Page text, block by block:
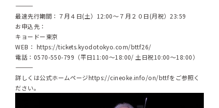
―――――――――
最速先行期間：７月４日(土）12:00〜７月２０日(月祝）23:59
お申込先：
キョードー東京
WEB： https://tickets.kyodotokyo.com/bttf26/
電話：0570-550-799（平日11:00〜18:00/ 土日祝10:00〜18:00）
―――――――――
詳しくは公式ホームページhttps://cineoke.info/on/bttfをご参照く
ださい。